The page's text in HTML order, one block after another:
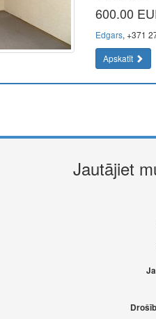
600.00
Edgars, +371
Apskatīt
Jautājiet